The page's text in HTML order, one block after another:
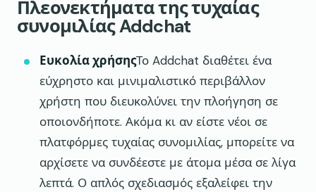
Πλεονεκτήματα της τυχαίας
συνομιλίας Addchat
Ευκολία χρήσηςΤο Addchat διαθέτει ένα
εύχρηστο και μινιμαλιστικό περιβάλλον
χρήστη που διευκολύνει την πλοήγηση σε
οποιονδήποτε. Ακόμα κι αν είστε νέοι σε
πλατφόρμες τυχαίας συνομιλίας, μπορείτε να
αρχίσετε να συνδέεστε με άτομα μέσα σε λίγα
λεπτά. Ο απλός σχεδιασμός εξαλείφει την